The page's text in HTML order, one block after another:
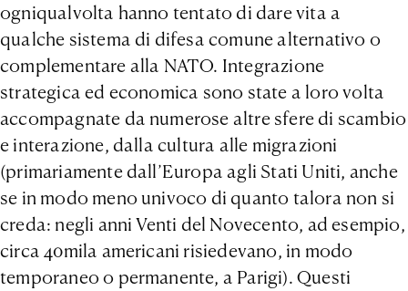
ogniqualvolta hanno tentato di dare vita a
qualche sistema di difesa comune alternativo o
complementare alla NATO. Integrazione
strategica ed economica sono state a loro volta
accompagnate da numerose altre sfere di scambio
e interazione, dalla cultura alle migrazioni
(primariamente dall’Europa agli Stati Uniti, anche
se in modo meno univoco di quanto talora non si
creda: negli anni Venti del Novecento, ad esempio,
circa 40mila americani risiedevano, in modo
temporaneo o permanente, a Parigi). Questi